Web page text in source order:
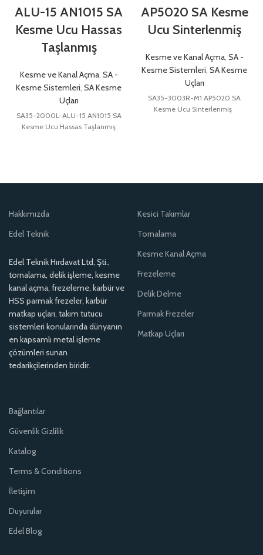
ALU-15 AN1015 SA
Kesme Ucu Hassas
Taşlanmış
Kesme ve Kanal Açma, SA -
Kesme Sistemleri, SA Kesme
Uçları
SA35-2000L-ALU-15 AN1015 SA
Kesme Ucu Hassas Taşlanmış
AP5020 SA Kesme
Ucu Sinterlenmiş
Kesme ve Kanal Açma, SA -
Kesme Sistemleri, SA Kesme
Uçları
SA35-3003R-M1 AP5020 SA
Kesme Ucu Sinterlenmiş
Hakkımızda
Edel Teknik
Edel Teknik Hırdavat Ltd, Şti.,
tornalama, delik işleme, kesme
kanal açma, frezeleme, karbür ve
HSS parmak frezeler, karbür
matkap uçları, takım tutucu
sistemleri konularında dünyanın
en kapsamlı metal işleme
çözümleri sunan
tedarikçilerinden biridir.
Kesici Takımlar
Tornalama
Kesme Kanal Açma
Frezeleme
Delik Delme
Parmak Frezeler
Matkap Uçları
Bağlantılar
Güvenlik Gizlilik
Katalog
Terms & Conditions
İletişim
Duyurular
Edel Blog